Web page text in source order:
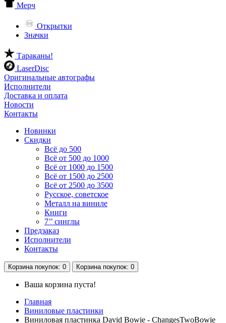
Мерч
Открытки
Значки
Тараканы!
LaserDisc
Оригинальные автографы
Исполнители
Доставка и оплата
Новости
Контакты
Новинки
Скидки
Всё до 500
Всё от 500 до 1000
Всё от 1000 до 1500
Всё от 1500 до 2500
Всё от 2500 до 3500
Русское, советское
Металл на виниле
Книги
7’’ синглы
Предзаказ
Исполнители
Контакты
Корзина покупок: 0 Корзина покупок: 0
Ваша корзина пуста!
Главная
Виниловые пластинки
Виниловая пластинка David Bowie - ChangesTwoBowie